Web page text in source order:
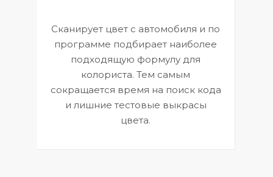
Сканирует цвет с автомобиля и по
программе подбирает наиболее
подходящую формулу для
колориста. Тем самым
сокращается время на поиск кода
и лишние тестовые выкрасы
цвета.